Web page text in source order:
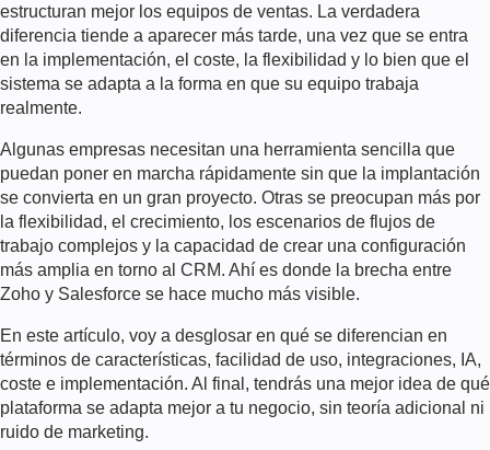
estructuran mejor los equipos de ventas. La verdadera
diferencia tiende a aparecer más tarde, una vez que se entra
en la implementación, el coste, la flexibilidad y lo bien que el
sistema se adapta a la forma en que su equipo trabaja
realmente.
Algunas empresas necesitan una herramienta sencilla que
puedan poner en marcha rápidamente sin que la implantación
se convierta en un gran proyecto. Otras se preocupan más por
la flexibilidad, el crecimiento, los escenarios de flujos de
trabajo complejos y la capacidad de crear una configuración
más amplia en torno al CRM. Ahí es donde la brecha entre
Zoho y Salesforce se hace mucho más visible.
En este artículo, voy a desglosar en qué se diferencian en
términos de características, facilidad de uso, integraciones, IA,
coste e implementación. Al final, tendrás una mejor idea de qué
plataforma se adapta mejor a tu negocio, sin teoría adicional ni
ruido de marketing.